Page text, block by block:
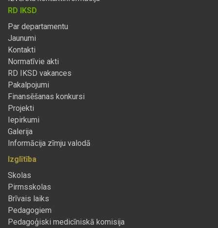
RD IKSD
Par departamentu
Jaunumi
Kontakti
Normatīvie akti
RD IKSD vakances
Pakalpojumi
Finansēšanas konkursi
Projekti
Iepirkumi
Galerija
Informācija zīmju valodā
Izglītība
Skolas
Pirmsskolas
Brīvais laiks
Pedagogiem
Pedagoģiski medicīniskā komisija